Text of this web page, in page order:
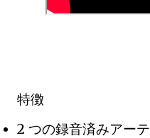
特徴
2 つの録音済みアー